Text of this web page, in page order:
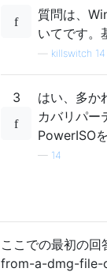
質問は、
いてです。
killswitch 14
3
はい、多か
カバリパー
PowerISO
— 14
ここでの最初の回
from-a-dmg-file-